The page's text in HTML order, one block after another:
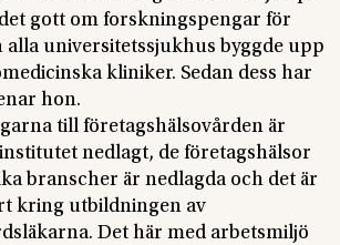
gott om forskningspengar för
alla universitetssjukhus byggde upp
kliniker. Sedan dess har
hon.
till företagshälsovården är
nedlagt, de företagshälsor
branscher är nedlagda och det är
kring utbildningen av
Det här med arbetsmiljö